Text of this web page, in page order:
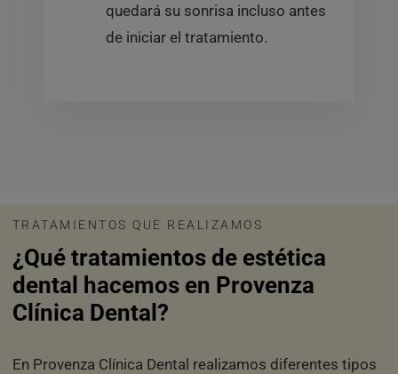
quedará su sonrisa incluso antes
de iniciar el tratamiento.
TRATAMIENTOS QUE REALIZAMOS
¿Qué tratamientos de estética
dental hacemos en Provenza
Clínica Dental?
En Provenza Clínica Dental realizamos diferentes tipos